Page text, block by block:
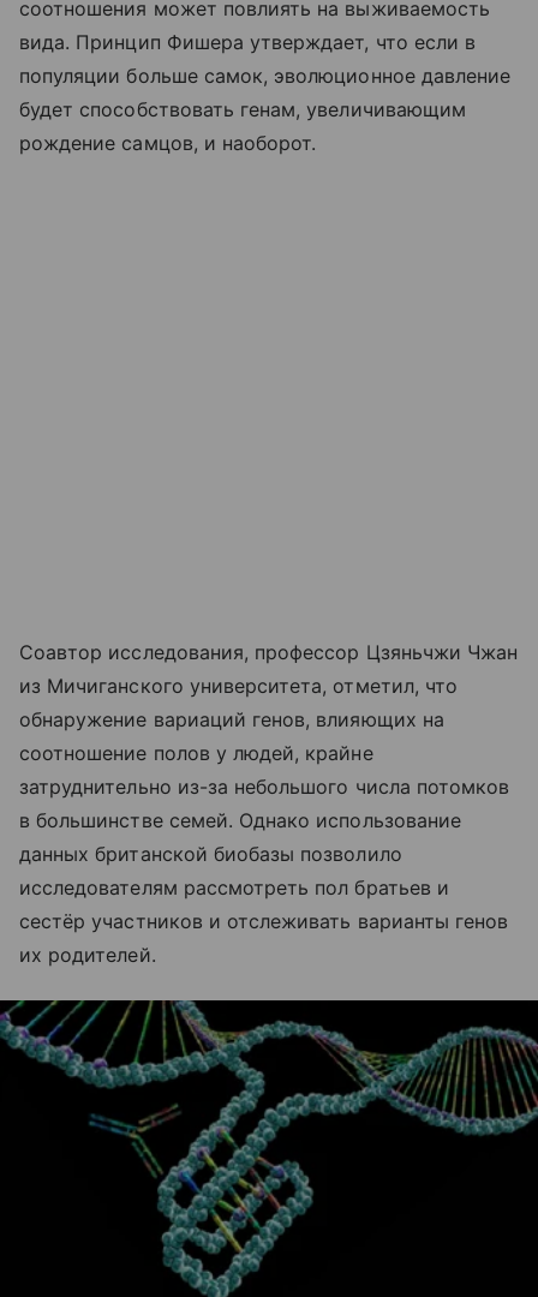
соотношения может повлиять на выживаемость
вида. Принцип Фишера утверждает, что если в
популяции больше самок, эволюционное давление
будет способствовать генам, увеличивающим
рождение самцов, и наоборот.
Соавтор исследования, профессор Цзяньчжи Чжан
из Мичиганского университета, отметил, что
обнаружение вариаций генов, влияющих на
соотношение полов у людей, крайне
затруднительно из-за небольшого числа потомков
в большинстве семей. Однако использование
данных британской биобазы позволило
исследователям рассмотреть пол братьев и
сестёр участников и отслеживать варианты генов
их родителей.